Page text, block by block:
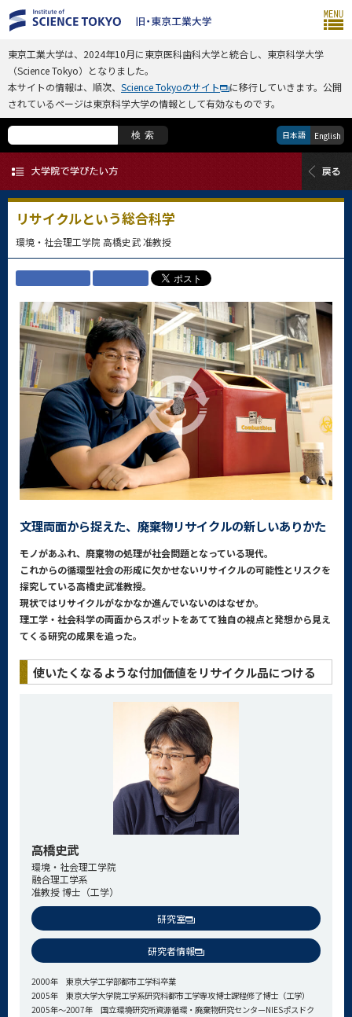
東京工業大学は、2024年10月に東京医科歯科大学と統合し、東京科学大学
（Science Tokyo）となりました。
本サイトの情報は、順次、 Science Tokyoのサイト
に移行していきます。公開
されているページは東京科学大学の情報として有効なものです。
検索 日本語 English
リサイクルという総合科学
環境・社会理工学院 高橋史武 准教授
文理両面から捉えた、廃棄物リサイクルの新しいありかた
モノがあふれ、廃棄物の処理が社会問題となっている現代。
これからの循環型社会の形成に欠かせないリサイクルの可能性とリスクを
探究している高橋史武准教授。
現状ではリサイクルがなかなか進んでいないのはなぜか。
理工学・社会科学の両面からスポットをあてて独自の視点と発想から見え
てくる研究の成果を追った。
使いたくなるような付加価値をリサイクル品につける
高橋史武
環境・社会理工学院
融合理工学系
准教授 博士（工学）
研究室
研究者情報
2000年 東京大学工学部都市工学科卒業
2005年 東京大学大学院工学系研究科都市工学専攻博士課程修了博士（工学）
2005年～2007年 国立環境研究所資源循環・廃棄物研究センターNIESポスドク